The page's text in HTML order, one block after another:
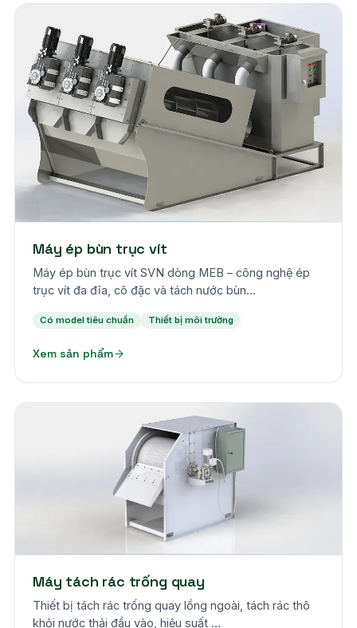
22 model
Máy ép bùn trục vít
Máy ép bùn trục vít SVN dòng MEB – công nghệ ép
trục vít đa đĩa, cô đặc và tách nước bùn…
Có model tiêu chuẩn Thiết bị môi trường
Xem sản phẩm
Máy tách rác trống quay
Thiết bị tách rác trống quay lồng ngoài, tách rác thô
khỏi nước thải đầu vào, hiệu suất …